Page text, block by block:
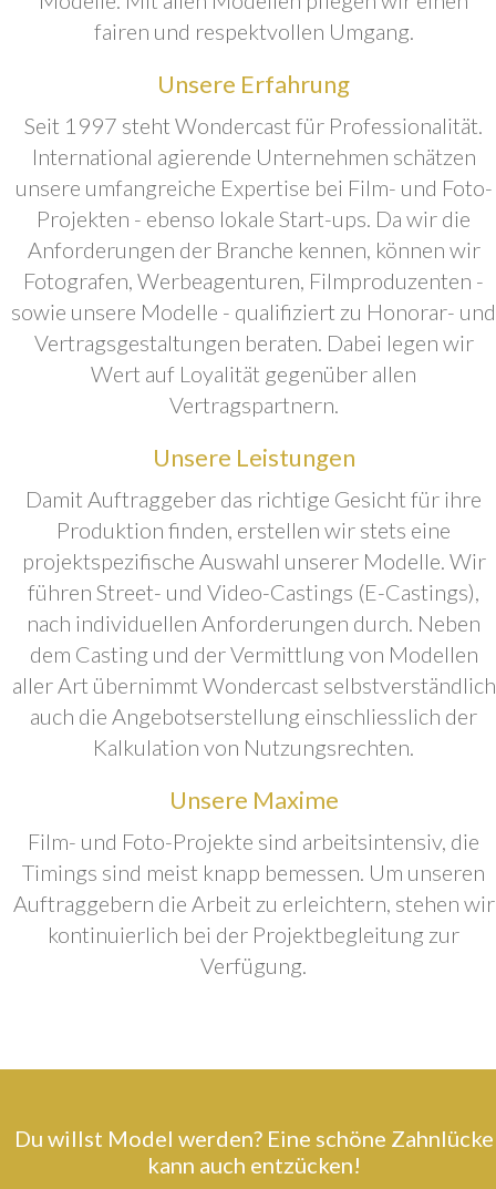
fairen und respektvollen Umgang.
Unsere Erfahrung
Seit 1997 steht Wondercast für Professionalität.
International agierende Unternehmen schätzen
unsere umfangreiche Expertise bei Film- und Foto-
Projekten - ebenso lokale Start-ups. Da wir die
Anforderungen der Branche kennen, können wir
Fotografen, Werbeagenturen, Filmproduzenten -
sowie unsere Modelle - qualifiziert zu Honorar- und
Vertragsgestaltungen beraten. Dabei legen wir
Wert auf Loyalität gegenüber allen
Vertragspartnern.
Unsere Leistungen
Damit Auftraggeber das richtige Gesicht für ihre
Produktion finden, erstellen wir stets eine
projektspezifische Auswahl unserer Modelle. Wir
führen Street- und Video-Castings (E-Castings),
nach individuellen Anforderungen durch. Neben
dem Casting und der Vermittlung von Modellen
aller Art übernimmt Wondercast selbstverständlich
auch die Angebotserstellung einschliesslich der
Kalkulation von Nutzungsrechten.
Unsere Maxime
Film- und Foto-Projekte sind arbeitsintensiv, die
Timings sind meist knapp bemessen. Um unseren
Auftraggebern die Arbeit zu erleichtern, stehen wir
kontinuierlich bei der Projektbegleitung zur
Verfügung.
Du willst Model werden? Eine schöne Zahnlücke
kann auch entzücken!